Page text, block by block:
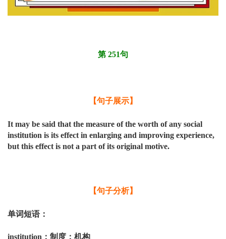
第 251句
【句子展示】
It may be said that the measure of the worth of any social
institution is its effect in enlarging and improving experience,
but this effect is not a part of its original motive.
【句子分析】
单词短语：
institution ：制度；机构